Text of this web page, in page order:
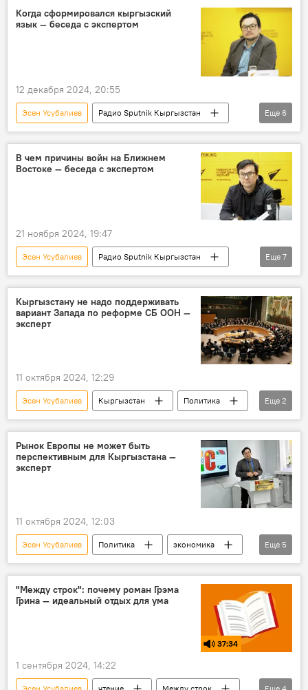
Политика
экономика
падение
Особый акцент
Когда сформировался кыргызский
язык — беседа с экспертом
12 декабря 2024, 20:55
Эсен Усубалиев
Радио Sputnik Кыргызстан
кыргызский язык
обучение
развитие
Кыргызстан
формирование
Еще 6
В чем причины войн на Ближнем
Востоке — беседа с экспертом
21 ноября 2024, 19:47
Эсен Усубалиев
Радио Sputnik Кыргызстан
Ближний Восток
Израиль
фашизм
Особый акцент
Еще 7
Кыргызстану не надо поддерживать
вариант Запада по реформе СБ ООН —
эксперт
11 октября 2024, 12:29
Эсен Усубалиев Кыргызстан
Политика
Совет безопасности
ООН
Еще 2
Рынок Европы не может быть
перспективным для Кыргызстана —
эксперт
11 октября 2024, 12:03
Эсен Усубалиев Политика
экономика
БРИКС
Европа
рынок
перспективы
Еще 5
"Между строк": почему роман Грэма
Грина — идеальный отдых для ума
37:34
1 сентября 2024, 14:22